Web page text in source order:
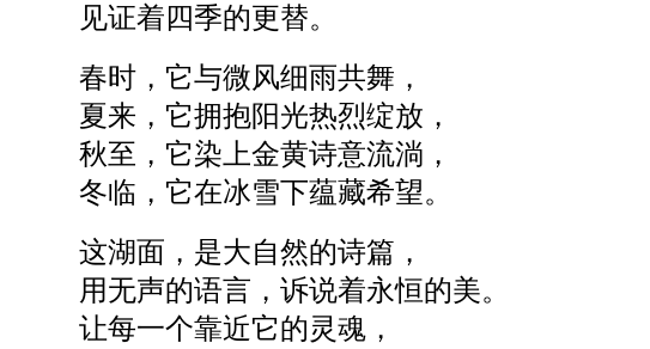
见证着四季的更替。
春时，它与微风细雨共舞，
夏来，它拥抱阳光热烈绽放，
秋至，它染上金黄诗意流淌，
冬临，它在冰雪下蕴藏希望。
这湖面，是大自然的诗篇，
用无声的语言，诉说着永恒的美。
让每一个靠近它的灵魂，